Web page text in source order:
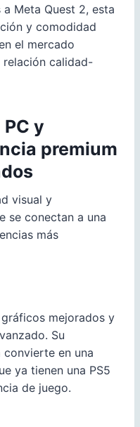
Meta Quest 2, esta
y comodidad
el mercado
relación calidad-
y
premium
visual y
se conectan a una
más
mejorados y
Su
convierte en una
ya tienen una PS5
de juego.